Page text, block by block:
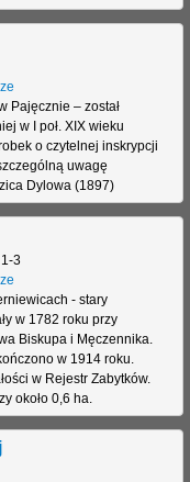
Pajęcznie – został
w I poł. XIX wieku
o czytelnej inskrypcji
uwagę
Dylowa (1897)
3
- stary
w 1782 roku przy
Biskupa i Męczennika.
w 1914 roku.
w Rejestr Zabytków.
około 0,6 ha.